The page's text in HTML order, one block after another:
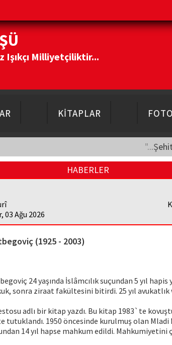
Işıkçı Milliyetçiliktir...
KİTAPLAR
HABERLER
03 Ağu 2026
(1925 - 2003)
24 yaşında İslâmcılık suçundan 5 yıl hapis
sonra ziraat fakültesini bitirdi. 25 yıl
adlı bir kitap yazdı. Bu kitap 1983`te
tutuklandı. 1950 öncesinde kurulmuş olan Mladi
14 yıl hapse mahkum edildi. Mahkumiyetini